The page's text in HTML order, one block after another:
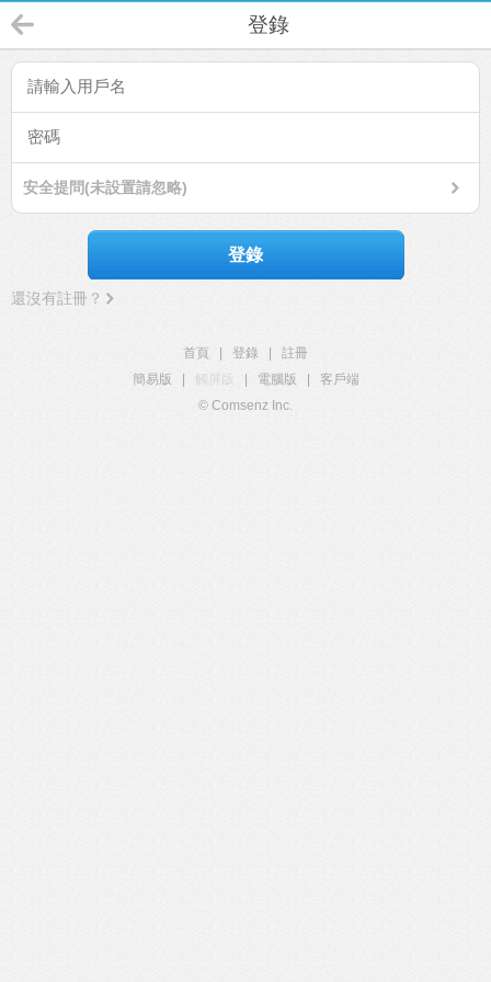
登錄
安全提問(未設置請忽略)
登錄
還沒有註冊？
首頁 登錄
註冊
簡易版
觸屏版 電腦版
客戶端
© Comsenz Inc.